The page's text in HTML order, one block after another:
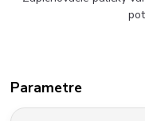
Parametre